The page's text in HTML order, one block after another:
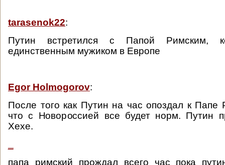
tarasenok22:
Путин встретился с Папой Римским,
единственным мужиком в Европе
Egor Holmogorov:
После того как Путин на час опоздал к Папе
что с Новороссией все будет норм. Путин
Хехе.
папа римский прождал всего час пока